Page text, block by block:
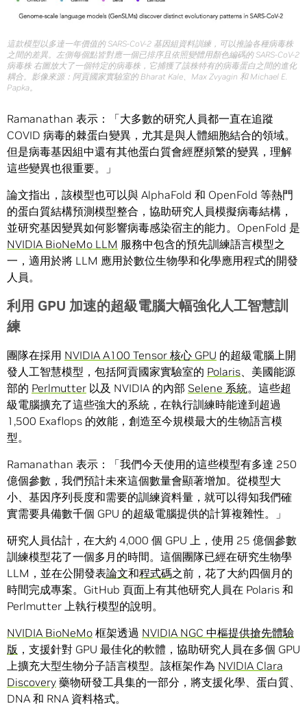
這款模型以多達一年價值的 SARS-CoV-2 基因組資料訓練，可以推論各種病毒株
之間的差異。左側每個點皆對應一個已排序且依照變體用顏色編碼的 SARS-CoV-2
病毒株 右圖放大了一個特定的病毒株，它捕獲了該株特有的病毒蛋白之間的進化
耦合。影像來源：阿貢國家實驗室的 Bharat Kale、Max Zvyagin 和 Michael E.
Papka。
Ramanathan 表示：「大多數的研究人員都一直在追蹤
COVID 病毒的棘蛋白變異，尤其是與人體細胞結合的領域。
但是病毒基因組中還有其他蛋白質會經歷頻繁的變異，理解
這些變異也很重要。」
論文指出，該模型也可以與 AlphaFold 和 OpenFold 等熱門
的蛋白質結構預測模型整合，協助研究人員模擬病毒結構，
並研究基因變異如何影響病毒感染宿主的能力。OpenFold 是
NVIDIA BioNeMo LLM 服務中包含的預先訓練語言模型之
一，適用於將 LLM 應用於數位生物學和化學應用程式的開發
人員。
利用 GPU 加速的超級電腦大幅強化人工智慧訓
練
團隊在採用 NVIDIA A100 Tensor 核心 GPU 的超級電腦上開
發人工智慧模型，包括阿貢國家實驗室的 Polaris 、美國能源
部的 Perlmutter 以及 NVIDIA 的內部 Selene 系統。這些超
級電腦擴充了這些強大的系統，在執行訓練時能達到超過
1,500 Exaflops 的效能，創造至今規模最大的生物語言模
型。
Ramanathan 表示：「我們今天使用的這些模型有多達 250
億個參數，我們預計未來這個數量會顯著增加。從模型大
小、基因序列長度和需要的訓練資料量，就可以得知我們確
實需要具備數千個 GPU 的超級電腦提供的計算複雜性。」
研究人員估計，在大約 4,000 個 GPU 上，使用 25 億個參數
訓練模型花了一個多月的時間。這個團隊已經在研究生物學
LLM，並在公開發表論文和程式碼之前，花了大約四個月的
時間完成專案。GitHub 頁面上有其他研究人員在 Polaris 和
Perlmutter 上執行模型的說明。
NVIDIA BioNeMo 框架透過 NVIDIA NGC 中樞提供搶先體驗
版 ，支援針對 GPU 最佳化的軟體，協助研究人員在多個 GPU
上擴充大型生物分子語言模型。該框架作為 NVIDIA Clara
Discovery 藥物研發工具集的一部分，將支援化學、蛋白質、
DNA 和 RNA 資料格式。